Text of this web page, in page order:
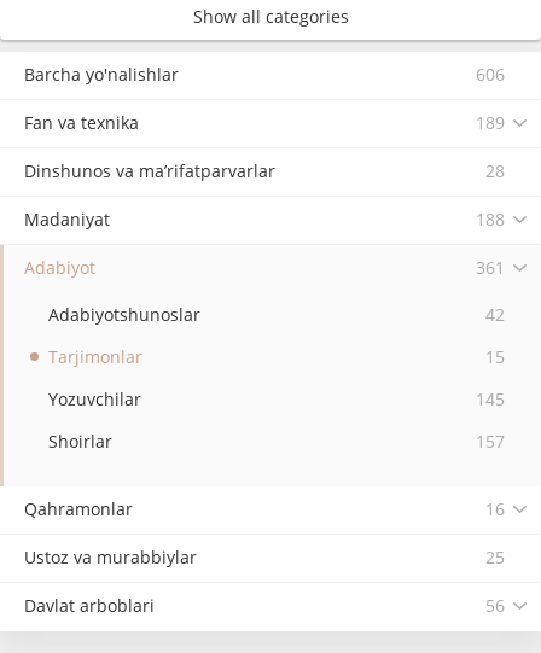
Show all categories
Barcha yo'nalishlar 606
Fan va texnika 189
Dinshunos va ma’rifatparvarlar 28
Madaniyat 188
Adabiyot 361
Adabiyotshunoslar
42
Tarjimonlar
15
Yozuvchilar
145
Shoirlar
157
Qahramonlar 16
Ustoz va murabbiylar 25
Davlat arboblari 56